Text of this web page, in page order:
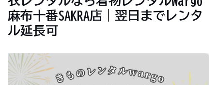
麻布十番SAKRA店｜翌日までレンタ
ル延長可